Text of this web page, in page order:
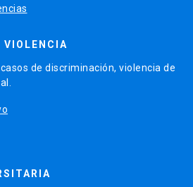
VIOLENCIA
de discriminación, violencia de